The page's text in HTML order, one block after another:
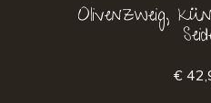
Olivenzweig,
€